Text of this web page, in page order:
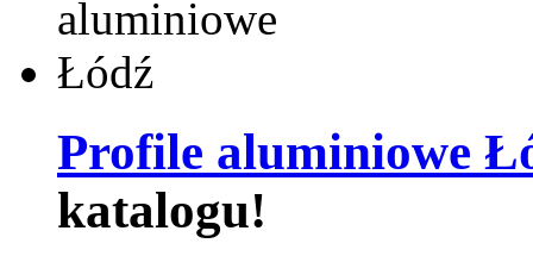
Profile aluminiowe
katalogu!